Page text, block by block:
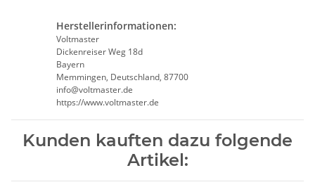
Herstellerinformationen:
Voltmaster
Dickenreiser Weg 18d
Bayern
Memmingen, Deutschland, 87700
info@voltmaster.de
https://www.voltmaster.de
Kunden kauften dazu folgende
Artikel: